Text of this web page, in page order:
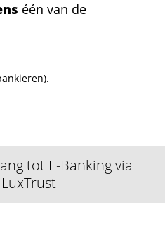
één van de
tot E-Banking via
LuxTrust